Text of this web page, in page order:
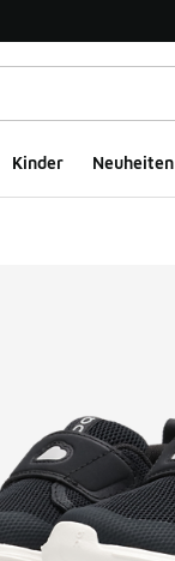
Kinder Neuheiten